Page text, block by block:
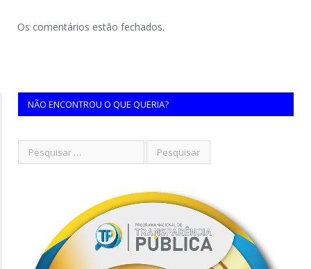
Os comentários estão fechados.
NÃO ENCONTROU O QUE QUERIA?